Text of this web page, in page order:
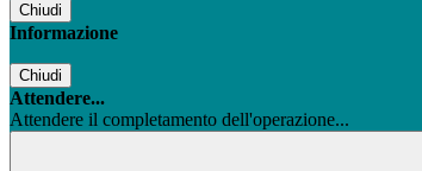
Chiudi
Informazione
Chiudi
Attendere...
Attendere il completamento dell'operazione...